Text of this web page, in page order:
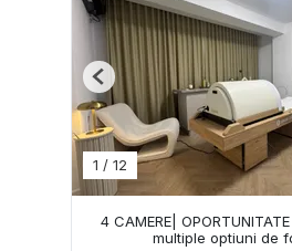
1 / 12
Previous
4 CAMERE| OPORTUNITATE
multiple optiuni de